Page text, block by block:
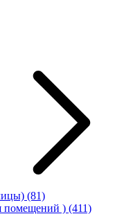
(81)
помещений ) (411)